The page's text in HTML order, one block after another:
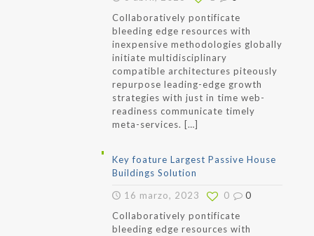
Collaboratively pontificate
bleeding edge resources with
inexpensive methodologies globally
initiate multidisciplinary
compatible architectures piteously
repurpose leading-edge growth
strategies with just in time web-
readiness communicate timely
meta-services. […]
Key foature Largest Passive House
Buildings Solution
16 marzo, 2023
0
0
Collaboratively pontificate
bleeding edge resources with